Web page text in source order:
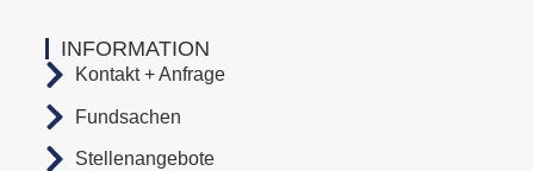
INFORMATION
Kontakt + Anfrage
Fundsachen
Stellenangebote